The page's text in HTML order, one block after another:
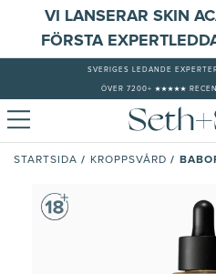
VI LANSERAR SKIN
FÖRSTA
SVERIGES LEDANDE
ÖVER 7200+ ★★★★★
STARTSIDA / KROPPSVÅRD /